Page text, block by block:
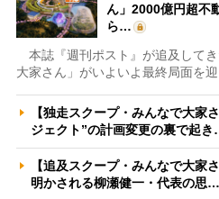
ん」2000億円超不
ら…
本誌『週刊ポスト』が追及して
大家さん」がいよいよ最終局面を
【独走スクープ・みんなで大家
ジェクト”の計画変更の裏で起
【追及スクープ・みんなで大家
明かされる柳瀬健一・代表の思…